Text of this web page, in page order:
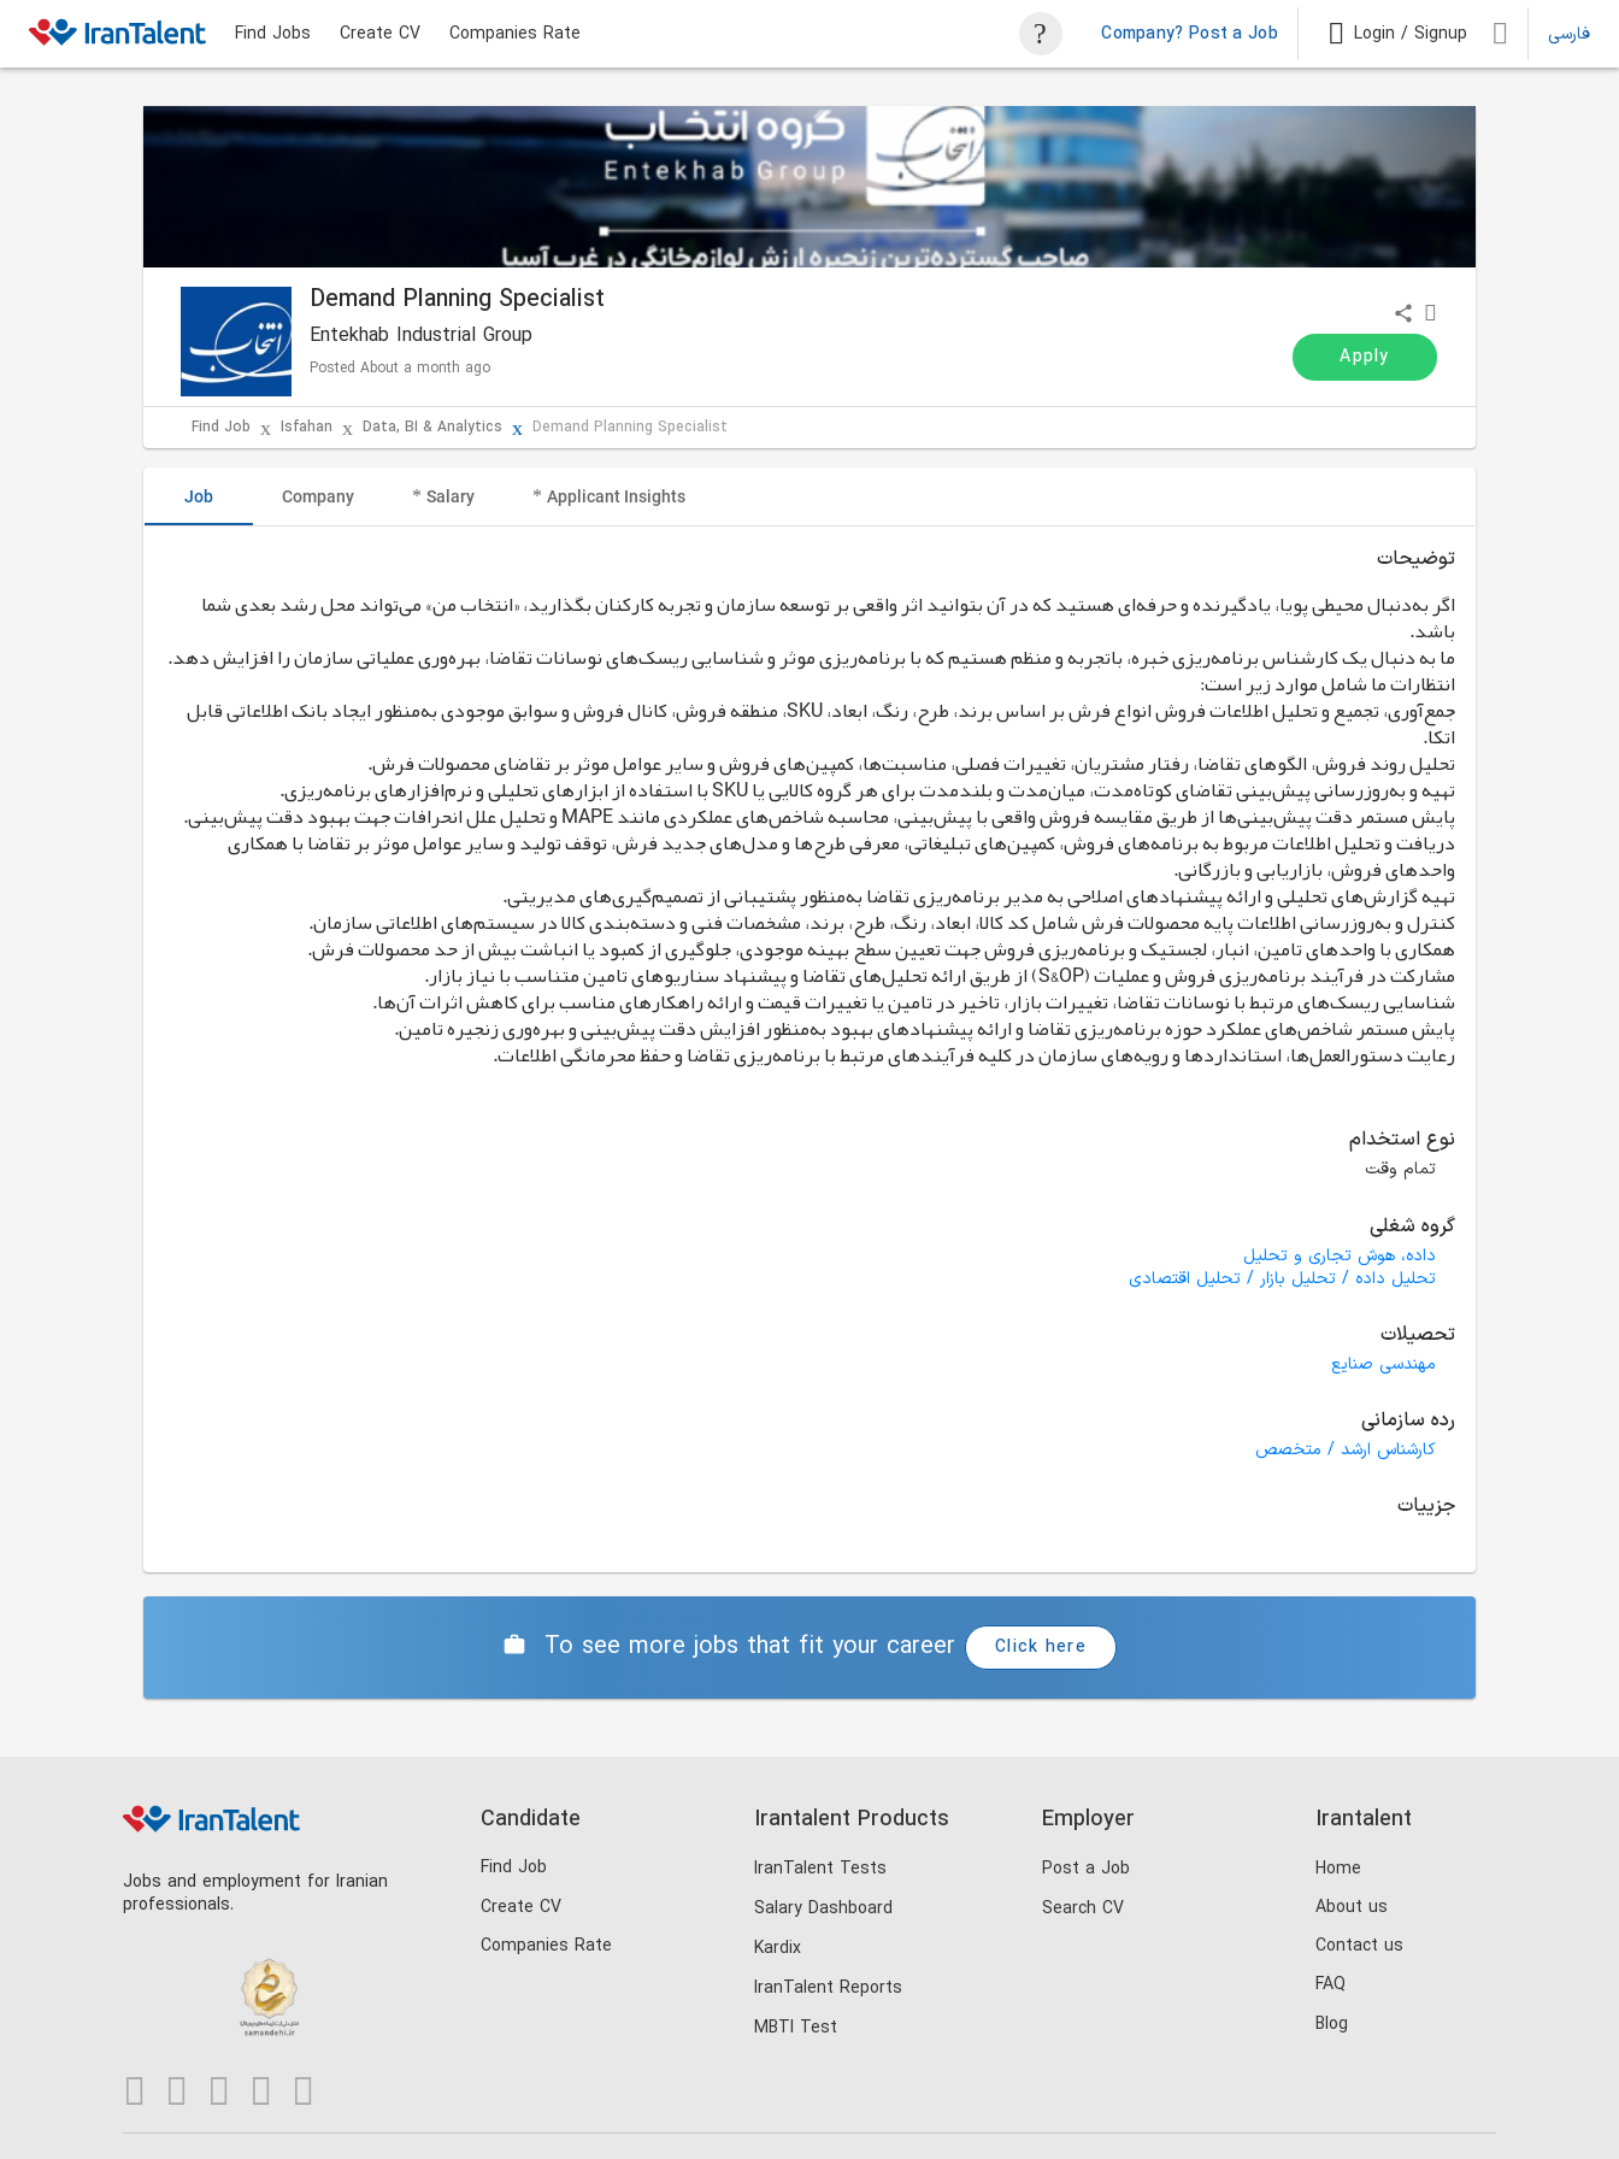
Find Jobs Create CV Companies Rate Company? Post a Job Login / Signup فارسی
Demand Planning Specialist
Entekhab Industrial Group
Posted About a month ago Apply
Find Job Isfahan Data, BI & Analytics Demand Planning Specialist
Job Company Salary Applicant Insights
توضیحات
اگر به‌دنبال محیطی پویا، یادگیرنده و حرفه‌ای هستید که در آن بتوانید اثر واقعی بر توسعه سازمان و تجربه کارکنان بگذارید، «انتخاب من» می‌تواند محل رشد بعدی شما
باشد.
ما به دنبال یک کارشناس برنامه‌ریزی خبره، باتجربه و منظم هستیم که با برنامه‌ریزی موثر و شناسایی ریسک‌های نوسانات تقاضا، بهره‌وری عملیاتی سازمان را افزایش دهد.
انتظارات ما شامل موارد زیر است:
جمع‌آوری، تجمیع و تحلیل اطلاعات فروش انواع فرش بر اساس برند، طرح، رنگ، ابعاد، SKU، منطقه فروش، کانال فروش و سوابق موجودی به‌منظور ایجاد بانک اطلاعاتی قابل
اتکا.
تحلیل روند فروش، الگوهای تقاضا، رفتار مشتریان، تغییرات فصلی، مناسبت‌ها، کمپین‌های فروش و سایر عوامل موثر بر تقاضای محصولات فرش.
تهیه و به‌روزرسانی پیش‌بینی تقاضای کوتاه‌مدت، میان‌مدت و بلندمدت برای هر گروه کالایی یا SKU با استفاده از ابزارهای تحلیلی و نرم‌افزارهای برنامه‌ریزی.
پایش مستمر دقت پیش‌بینی‌ها از طریق مقایسه فروش واقعی با پیش‌بینی، محاسبه شاخص‌های عملکردی مانند MAPE و تحلیل علل انحرافات جهت بهبود دقت پیش‌بینی.
دریافت و تحلیل اطلاعات مربوط به برنامه‌های فروش، کمپین‌های تبلیغاتی، معرفی طرح‌ها و مدل‌های جدید فرش، توقف تولید و سایر عوامل موثر بر تقاضا با همکاری
واحدهای فروش، بازاریابی و بازرگانی.
تهیه گزارش‌های تحلیلی و ارائه پیشنهادهای اصلاحی به مدیر برنامه‌ریزی تقاضا به‌منظور پشتیبانی از تصمیم‌گیری‌های مدیریتی.
کنترل و به‌روزرسانی اطلاعات پایه محصولات فرش شامل کد کالا، ابعاد، رنگ، طرح، برند، مشخصات فنی و دسته‌بندی کالا در سیستم‌های اطلاعاتی سازمان.
همکاری با واحدهای تامین، انبار، لجستیک و برنامه‌ریزی فروش جهت تعیین سطح بهینه موجودی، جلوگیری از کمبود یا انباشت بیش از حد محصولات فرش.
مشارکت در فرآیند برنامه‌ریزی فروش و عملیات (S&OP) از طریق ارائه تحلیل‌های تقاضا و پیشنهاد سناریوهای تامین متناسب با نیاز بازار.
شناسایی ریسک‌های مرتبط با نوسانات تقاضا، تغییرات بازار، تاخیر در تامین یا تغییرات قیمت و ارائه راهکارهای مناسب برای کاهش اثرات آن‌ها.
پایش مستمر شاخص‌های عملکرد حوزه برنامه‌ریزی تقاضا و ارائه پیشنهادهای بهبود به‌منظور افزایش دقت پیش‌بینی و بهره‌وری زنجیره تامین.
رعایت دستورالعمل‌ها، استانداردها و رویه‌های سازمان در کلیه فرآیندهای مرتبط با برنامه‌ریزی تقاضا و حفظ محرمانگی اطلاعات.
نوع استخدام
تمام وقت
گروه شغلی
داده، هوش تجاری و تحلیل
تحلیل داده / تحلیل بازار / تحلیل اقتصادی
تحصیلات
مهندسی صنایع
رده سازمانی
کارشناس ارشد / متخصص
جزییات
To see more jobs that fit your career Click here
Jobs and employment for Iranian
professionals.
Candidate
Find Job
Create CV
Companies Rate
Irantalent Products
IranTalent Tests
Salary Dashboard
Kardix
IranTalent Reports
MBTI Test
Employer
Post a Job
Search CV
Irantalent
Home
About us
Contact us
FAQ
Blog